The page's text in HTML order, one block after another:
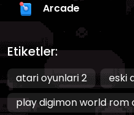
Arcade
Etiketler:
atari oyunlari 2
eski
play digimon world rom